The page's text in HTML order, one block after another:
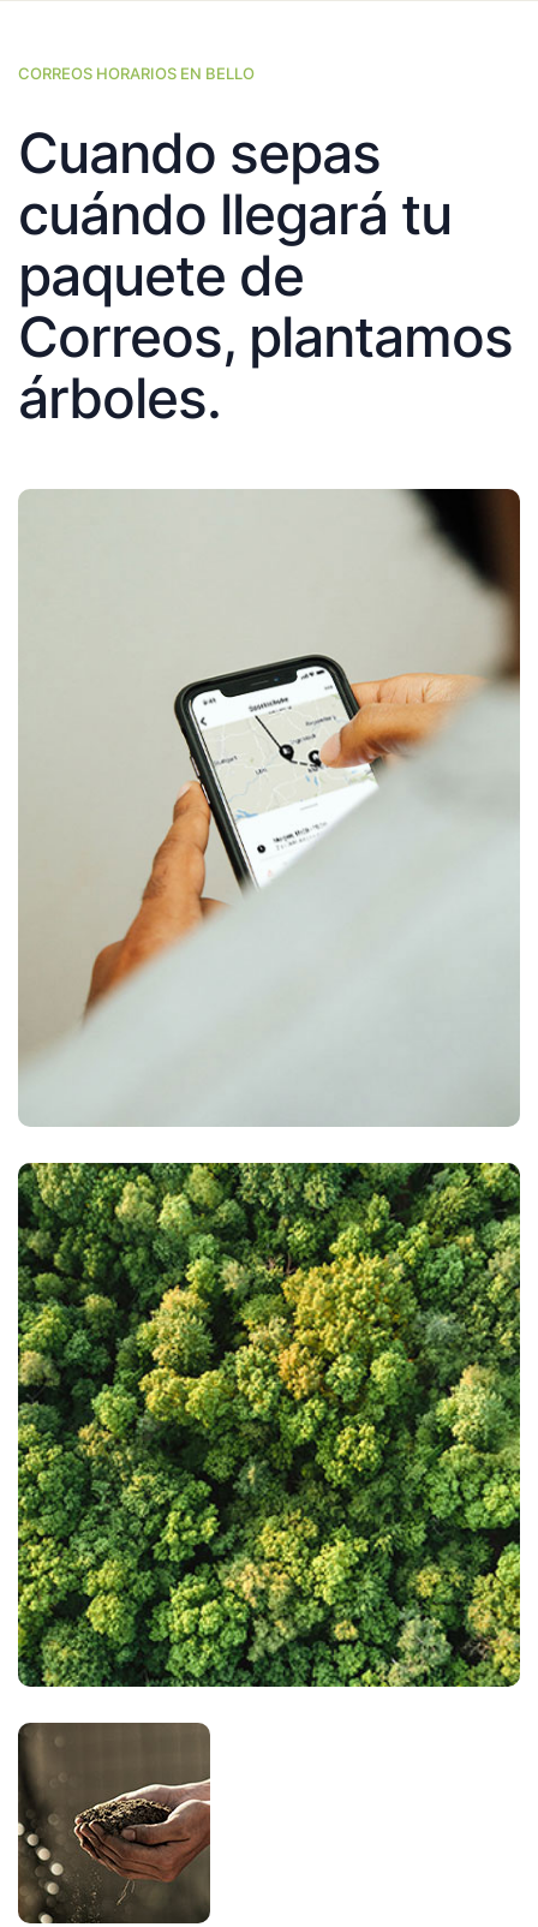
CORREOS HORARIOS EN BELLO
Cuando sepas
cuándo llegará tu
paquete de
Correos, plantamos
árboles.